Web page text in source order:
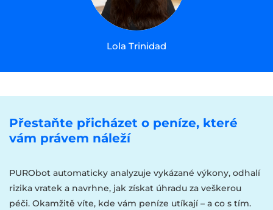
Lola Trinidad
Přestaňte přicházet o peníze, které
vám právem náleží
PURObot automaticky analyzuje vykázané výkony, odhalí
rizika vratek a navrhne, jak získat úhradu za veškerou
péči. Okamžitě víte, kde vám peníze utíkají – a co s tím.